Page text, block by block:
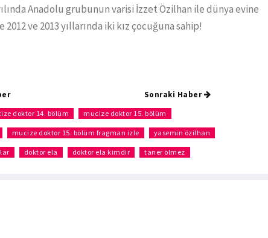
Anadolu grubunun varisi İzzet Özilhan ile dünya evine
ve 2013 yıllarında iki kız çocuğuna sahip!
Sonraki Haber
doktor 14. bölüm mucize doktor 15. bölüm
mucize doktor 15. bölüm fragman izle yasemin özilhan
doktor ela doktor ela kimdir taner ölmez